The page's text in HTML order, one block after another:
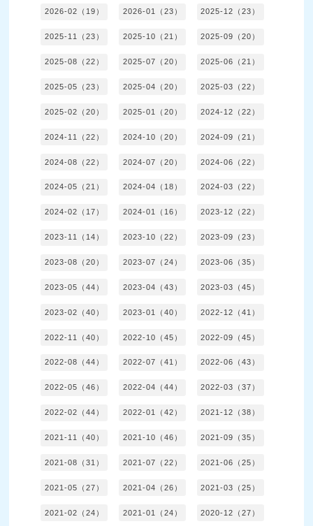
2026-02（19） 2026-01（23） 2025-12（23）
2025-11（23） 2025-10（21） 2025-09（20）
2025-08（22） 2025-07（20） 2025-06（21）
2025-05（23） 2025-04（20） 2025-03（22）
2025-02（20） 2025-01（20） 2024-12（22）
2024-11（22） 2024-10（20） 2024-09（21）
2024-08（22） 2024-07（20） 2024-06（22）
2024-05（21） 2024-04（18） 2024-03（22）
2024-02（17） 2024-01（16） 2023-12（22）
2023-11（14） 2023-10（22） 2023-09（23）
2023-08（20） 2023-07（24） 2023-06（35）
2023-05（44） 2023-04（43） 2023-03（45）
2023-02（40） 2023-01（40） 2022-12（41）
2022-11（40） 2022-10（45） 2022-09（45）
2022-08（44） 2022-07（41） 2022-06（43）
2022-05（46） 2022-04（44） 2022-03（37）
2022-02（44） 2022-01（42） 2021-12（38）
2021-11（40） 2021-10（46） 2021-09（35）
2021-08（31） 2021-07（22） 2021-06（25）
2021-05（27） 2021-04（26） 2021-03（25）
2021-02（24） 2021-01（24） 2020-12（27）